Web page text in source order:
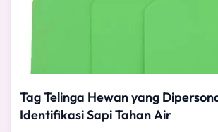
Tag Telinga Hewan yang
Identifikasi Sapi Tahan Air